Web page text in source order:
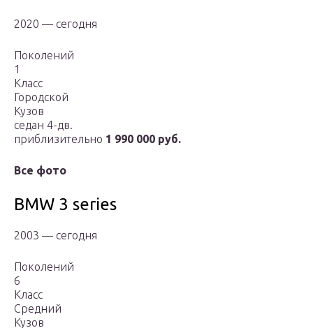
2020 — сегодня
Поколений
1
Класс
Городской
Кузов
седан 4-дв.
приблизительно 1 990 000 руб.
Все фото
BMW 3 series
2003 — сегодня
Поколений
6
Класс
Средний
Кузов